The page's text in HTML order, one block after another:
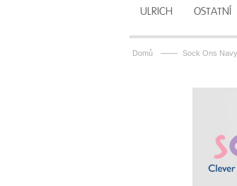
ULRICH OSTATNÍ
Domů —— Sock Ons